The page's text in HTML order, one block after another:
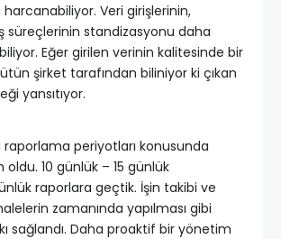
Veri girişlerinin,
süreçlerinin standizasyonu daha
Eğer girilen verinin kalitesinde bir
şirket tarafından biliniyor ki çıkan
yansıtıyor.
raporlama periyotları konusunda
10 günlük – 15 günlük
raporlara geçtik. İşin takibi ve
zamanında yapılması gibi
sağlandı. Daha proaktif bir yönetim